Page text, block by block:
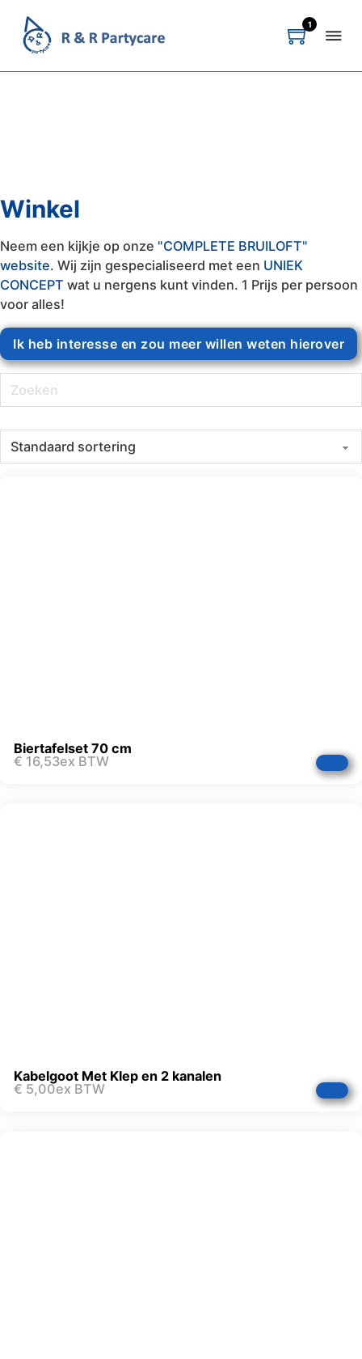
1
Winkel
Neem een kijkje op onze "COMPLETE BRUILOFT"
website. Wij zijn gespecialiseerd met een UNIEK
CONCEPT wat u nergens kunt vinden. 1 Prijs per persoon
voor alles!
Ik heb interesse en zou meer willen weten hierover
Biertafelset 70 cm
€ 16,53ex BTW
Kabelgoot Met Klep en 2 kanalen
€ 5,00ex BTW